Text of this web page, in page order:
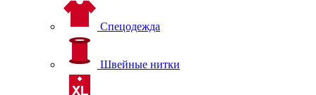
Спецодежда
Швейные нитки